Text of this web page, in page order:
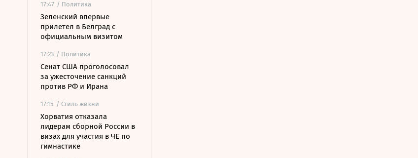
17:47 / Политика
Зеленский впервые
прилетел в Белград с
официальным визитом
17:23 / Политика
Сенат США проголосовал
за ужесточение санкций
против РФ и Ирана
17:15 / Стиль жизни
Хорватия отказала
лидерам сборной России в
визах для участия в ЧЕ по
гимнастике